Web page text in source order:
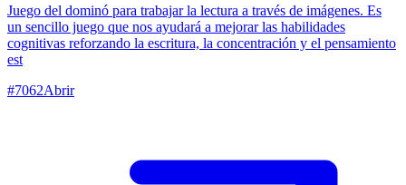
Juego del dominó para trabajar la lectura a través de imágenes. Es
un sencillo juego que nos ayudará a mejorar las habilidades
cognitivas reforzando la escritura, la concentración y el pensamiento
est
#7062Abrir